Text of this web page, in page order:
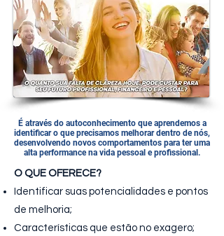
É através do autoconhecimento que aprendemos a
identificar o que precisamos melhorar dentro de nós,
desenvolvendo novos comportamentos para ter uma
alta performance na vida pessoal e profissional.
O QUE OFERECE?
Identificar suas potencialidades e pontos
de melhoria;
Características que estão no exagero;